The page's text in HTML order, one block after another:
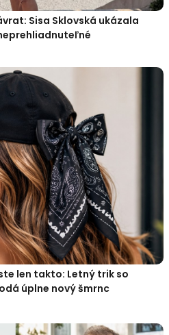
Sisa Sklovská ukázala
len takto: Letný trik so
úplne nový šmrnc